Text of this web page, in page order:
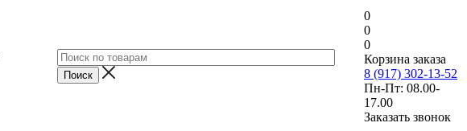
0
0
0
Корзина заказа
8 (917) 302-13-52
Пн-Пт: 08.00-
17.00
Заказать звонок